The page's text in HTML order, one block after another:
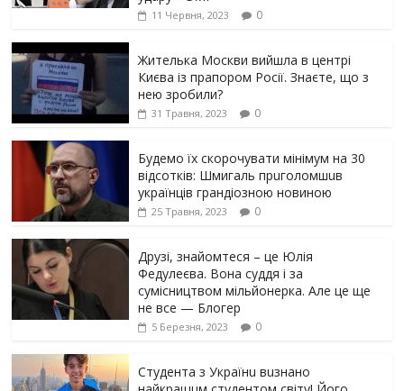
11 Червня, 2023 0
Жителька Москви вийшла в центрі
Києва із прапором Росії. Знаєте, що з
нею зробили?
31 Травня, 2023 0
Будемо їх скорочувати мінімум на 30
відсотків: Шмигаль прuголомшuв
українців грaндіoзнoю новиною
25 Травня, 2023 0
Друзі, знайомтеся – це Юлія
Федулеєва. Вона суддя і за
сумісництвом мільйонерка. Але це ще
не все — Блогер
5 Березня, 2023 0
Студента з Українu вuзнано